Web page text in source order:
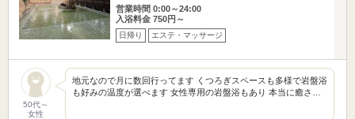
営業時間 0:00～24:00
入浴料金 750円～
日帰り エステ・マッサージ
50代～
女性
地元なので月に数回行ってます くつろぎスペースも多様で岩盤浴
も好みの温度が選べます 女性専用の岩盤浴もあり 本当に癒さ…